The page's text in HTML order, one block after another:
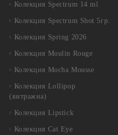
Колекция Spectrum 14 ml
Колекция Spectrum Shot 5гр.
Колекция Spring 2026
Колекция Moulin Rouge
Колекция Mocha Mousse
Колекция Lollipop
(витражна)
Колекция Lipstick
Колекция Cat Eye